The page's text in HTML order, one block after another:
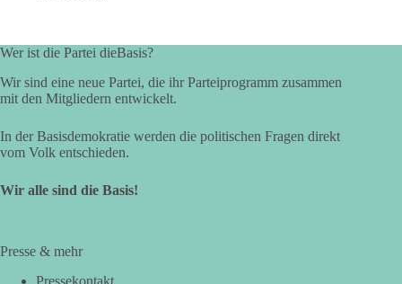
Wer ist die Partei dieBasis?
Wir sind eine neue Partei, die ihr Parteiprogramm zusammen
mit den Mitgliedern entwickelt.
In der Basisdemokratie werden die politischen Fragen direkt
vom Volk entschieden.
Wir alle sind die Basis!
Presse & mehr
Pressekontakt